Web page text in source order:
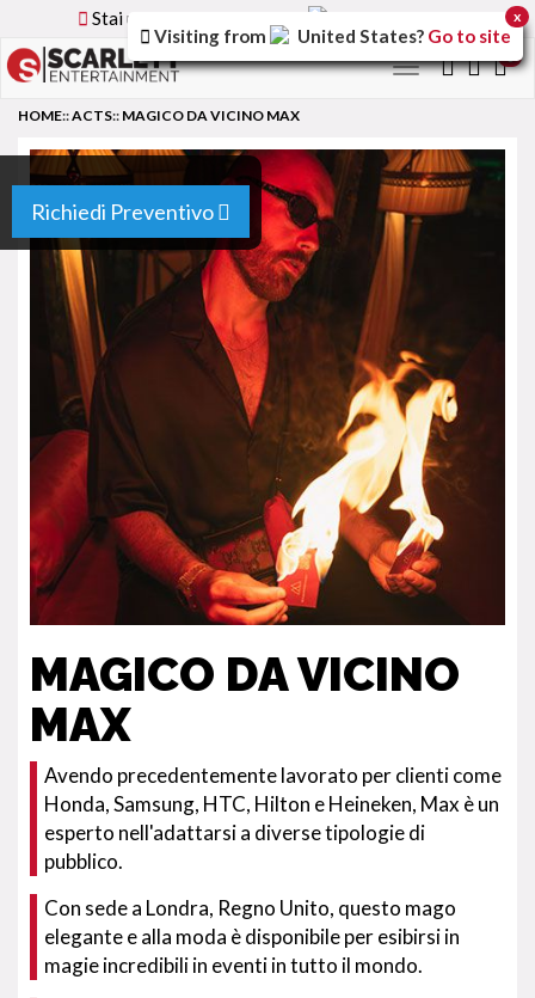
Stai utilizzando la versione
Toggle
Richiedi Preventivo
HOME::ACTS:: MAGICO DA VICINO MAX
MAGICO DA VICINO
MAX
Avendo precedentemente lavorato per clienti come
Honda, Samsung, HTC, Hilton e Heineken, Max è un
esperto nell'adattarsi a diverse tipologie di
pubblico.
Con sede a Londra, Regno Unito, questo mago
elegante e alla moda è disponibile per esibirsi in
magie incredibili in eventi in tutto il mondo.
Visiting from United States? Go to site
x